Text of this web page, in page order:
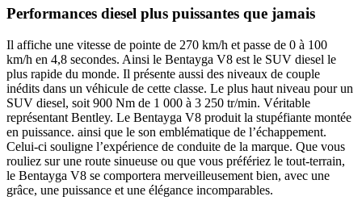
Performances diesel plus puissantes que jamais
Il affiche une vitesse de pointe de 270 km/h et passe de 0 à 100
km/h en 4,8 secondes. Ainsi le Bentayga V8 est le SUV diesel le
plus rapide du monde. Il présente aussi des niveaux de couple
inédits dans un véhicule de cette classe. Le plus haut niveau pour un
SUV diesel, soit 900 Nm de 1 000 à 3 250 tr/min. Véritable
représentant Bentley. Le Bentayga V8 produit la stupéfiante montée
en puissance. ainsi que le son emblématique de l’échappement.
Celui-ci souligne l’expérience de conduite de la marque. Que vous
rouliez sur une route sinueuse ou que vous préfériez le tout-terrain,
le Bentayga V8 se comportera merveilleusement bien, avec une
grâce, une puissance et une élégance incomparables.